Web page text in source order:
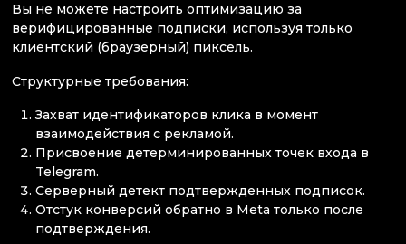
Вы не можете настроить оптимизацию за
верифицированные подписки, используя только
клиентский (браузерный) пиксель.
Структурные требования:
Захват идентификаторов клика в момент
взаимодействия с рекламой.
Присвоение детерминированных точек входа в
Telegram.
Серверный детект подтвержденных подписок.
Отстук конверсий обратно в Meta только после
подтверждения.